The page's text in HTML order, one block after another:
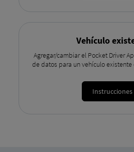
Vehículo
Agregar/cambiar el Pocket Driver
de datos para un vehículo existente
Instrucciones